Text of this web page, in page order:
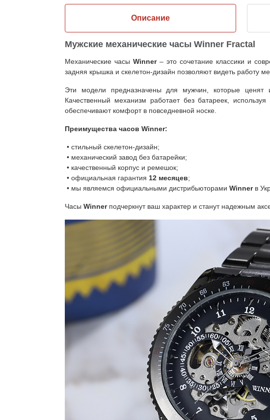
Описание
Мужские механические часы Winner Fractal
Механические часыWinner– это сочетание классики и
задняя крышка и скелетон-дизайн позволяют видеть работу
Эти модели предназначены для мужчин, которые ценят
Качественный механизм работает без батареек,
обеспечивают комфорт в повседневной носке.
Преимущества часов Winner:
• стильный скелетон-дизайн;
• механический завод без батарейки;
• качественный корпус и ремешок;
• официальная гарантия 12 месяцев;
• мы являемся официальными дистрибьюторами Winnerв
Часы Winner подчеркнут ваш характер и станут надежным